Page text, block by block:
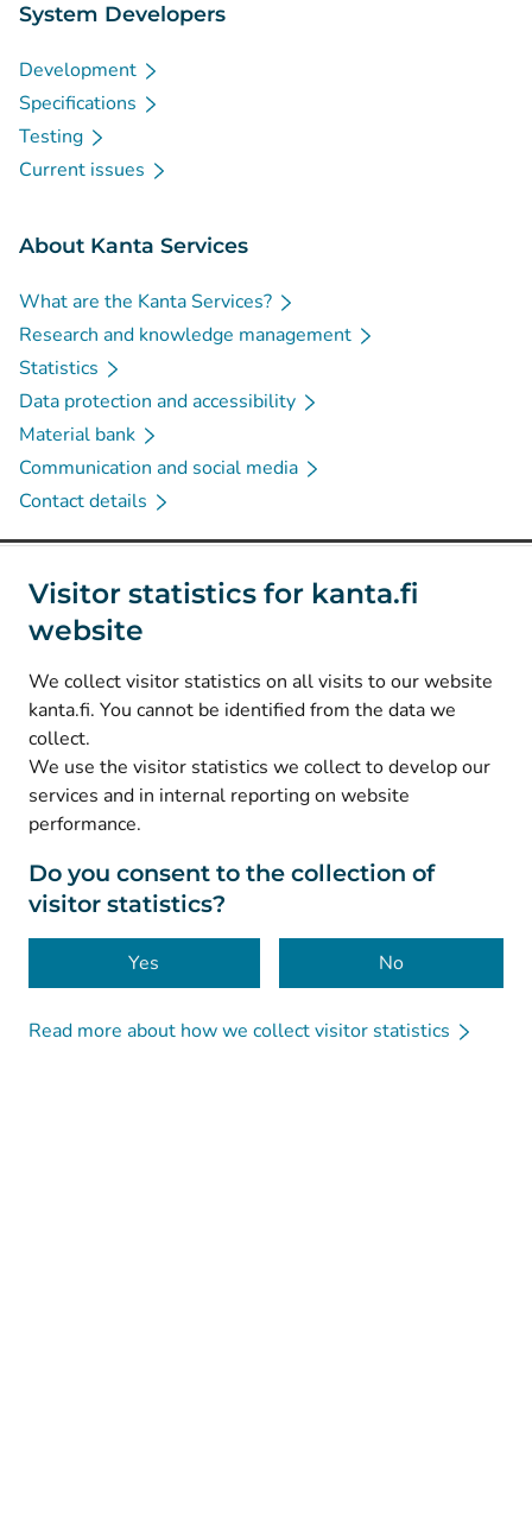
Visitor statistics for kanta.fi
website
We collect visitor statistics on all visits to our website
kanta.fi. You cannot be identified from the data we
collect.
We use the visitor statistics we collect to develop our
services and in internal reporting on website
performance.
Do you consent to the collection of
visitor statistics?
Yes No
Read more about how we collect visitor statistics
System Developers
Development
Specifications
Testing
Current issues
About Kanta Services
What are the Kanta Services?
Research and knowledge management
Statistics
Data protection and accessibility
Material bank
Communication and social media
Contact details
Social media
Instagram(Avautuu uuteen välilehteen
Facebook (Avautuu uuteen välilehteen
© Kanta-Palvelut, Kansaneläkelaitos
Data protection
About this website
Accessibility
Cookies